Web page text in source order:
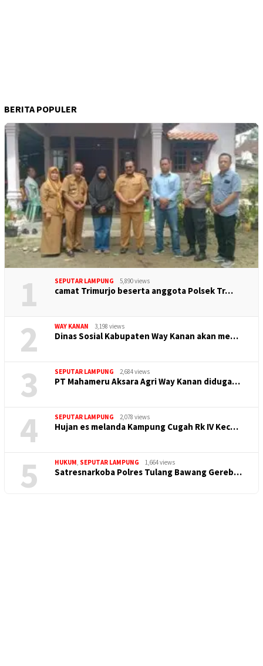
BERITA POPULER
1 SEPUTAR LAMPUNG 5,890 views
camat Trimurjo beserta anggota Polsek Tr…
2 WAY KANAN 3,198 views
Dinas Sosial Kabupaten Way Kanan akan me…
3 SEPUTAR LAMPUNG 2,684 views
PT Mahameru Aksara Agri Way Kanan diduga…
4 SEPUTAR LAMPUNG 2,078 views
Hujan es melanda Kampung Cugah Rk IV Kec…
5 HUKUM SEPUTAR LAMPUNG 1,664 views
Satresnarkoba Polres Tulang Bawang Gereb…